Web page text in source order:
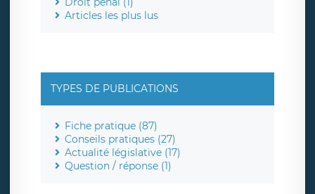
Articles les plus lus
TYPES DE PUBLICATIONS
Fiche pratique (87)
Conseils pratiques (27)
Actualité législative (17)
Question / réponse (1)